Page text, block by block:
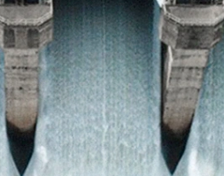
CO₂
Meio Ambiente
Social
Governança
Programa de Compliance
Innovation Grid
Sala de
Notícias